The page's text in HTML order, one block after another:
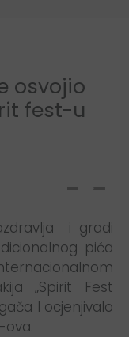
osvojio
fest-u
i gradi
pića
„Spirit Fest
I ocjenjivalo
ova.